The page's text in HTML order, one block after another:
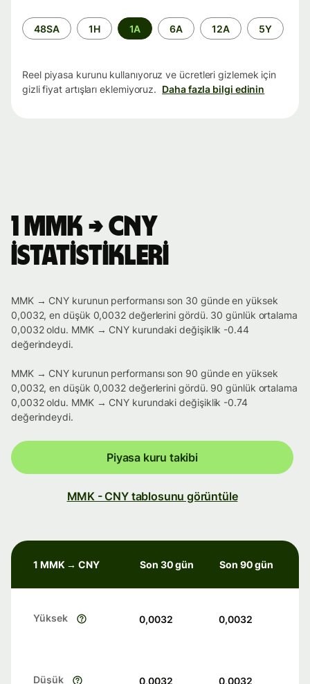
Zaman
aralığı
48SA 1H 1A 6A 12A 5Y
Reel piyasa kurunu kullanıyoruz ve ücretleri gizlemek için
gizli fiyat artışları eklemiyoruz. Daha fazla bilgi edinin
1 MMK → CNY
istatistikleri
MMK → CNY kurunun performansı son 30 günde en yüksek
0,0032, en düşük 0,0032 değerlerini gördü. 30 günlük ortalama
0,0032 oldu. MMK → CNY kurundaki değişiklik -0.44
değerindeydi.
MMK → CNY kurunun performansı son 90 günde en yüksek
0,0032, en düşük 0,0032 değerlerini gördü. 90 günlük ortalama
0,0032 oldu. MMK → CNY kurundaki değişiklik -0.74
değerindeydi.
Piyasa kuru takibi
MMK - CNY tablosunu görüntüle
1 MMK → CNY Son 30 gün Son 90 gün
Yüksek 0,0032 0,0032
Düşük 0,0032 0,0032